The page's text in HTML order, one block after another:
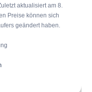
aktualisiert am 8.
Preise können sich
geändert haben.